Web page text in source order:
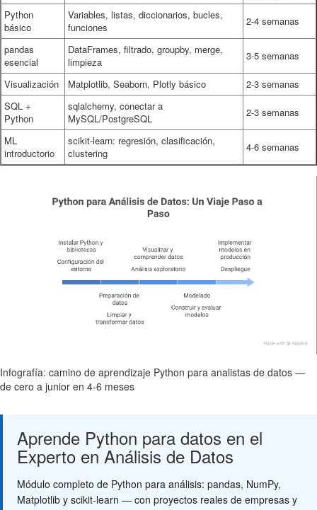
Python
básico
Variables, listas, diccionarios, bucles,
funciones
2-4 semanas
pandas
esencial
DataFrames, filtrado, groupby, merge,
limpieza
3-5 semanas
Visualización Matplotlib, Seaborn, Plotly básico
2-3 semanas
SQL +
Python
sqlalchemy, conectar a
MySQL/PostgreSQL
2-3 semanas
ML
introductorio
scikit-learn: regresión, clasificación,
clustering
4-6 semanas
Infografía: camino de aprendizaje Python para analistas de datos —
de cero a junior en 4-6 meses
Aprende Python para datos en el
Experto en Análisis de Datos
Módulo completo de Python para análisis: pandas, NumPy,
Matplotlib y scikit-learn — con proyectos reales de empresas y